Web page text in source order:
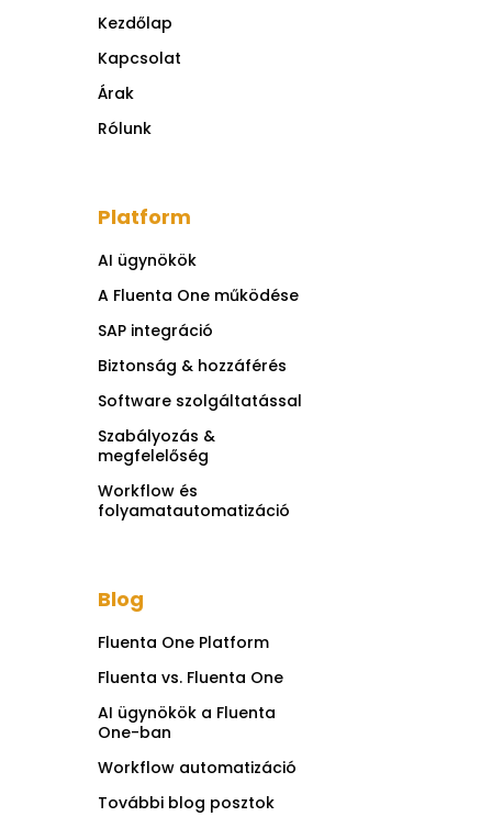
Kezdőlap
Kapcsolat
Árak
Rólunk
Platform
AI ügynökök
A Fluenta One működése
SAP integráció
Biztonság & hozzáférés
Software szolgáltatással
Szabályozás &
megfelelőség
Workflow és
folyamatautomatizáció
Blog
Fluenta One Platform
Fluenta vs. Fluenta One
AI ügynökök a Fluenta
One-ban
Workflow automatizáció
További blog posztok